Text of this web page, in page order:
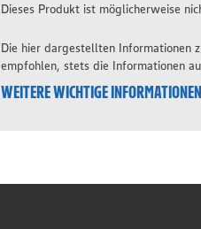
Dieses Produkt ist möglicherweise
Die hier dargestellten Informationen
empfohlen, stets die Informationen
WEITERE WICHTIGE INFORMATIONEN